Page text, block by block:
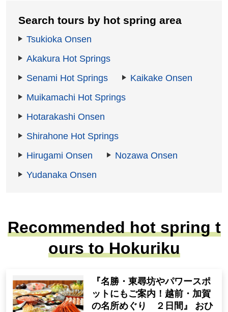
Search tours by hot spring area
Tsukioka Onsen
Akakura Hot Springs
Senami Hot Springs
Kaikake Onsen
Muikamachi Hot Springs
Hotarakashi Onsen
Shirahone Hot Springs
Hirugami Onsen
Nozawa Onsen
Yudanaka Onsen
Recommended hot spring t
ours to Hokuriku
『名勝・東尋坊やパワースポ
ットにもご案内！越前・加賀
の名所めぐり ２日間』 おひ